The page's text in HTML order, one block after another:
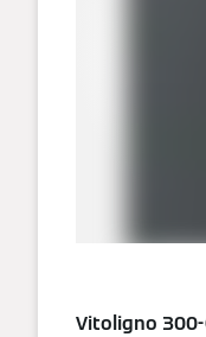
Vitoligno 300-